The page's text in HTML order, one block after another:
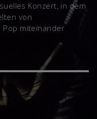
Konzert, in dem
von
Pop miteinander